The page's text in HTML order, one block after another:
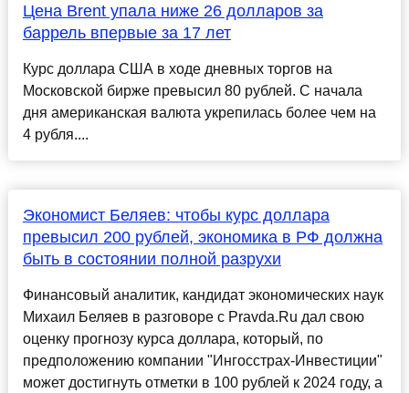
Цена Brent упала ниже 26 долларов за
баррель впервые за 17 лет
Курс доллара США в ходе дневных торгов на
Московской бирже превысил 80 рублей. С начала
дня американская валюта укрепилась более чем на
4 рубля....
Экономист Беляев: чтобы курс доллара
превысил 200 рублей, экономика в РФ должна
быть в состоянии полной разрухи
Финансовый аналитик, кандидат экономических наук
Михаил Беляев в разговоре с Pravda.Ru дал свою
оценку прогнозу курса доллара, который, по
предположению компании "Ингосстрах-Инвестиции"
может достигнуть отметки в 100 рублей к 2024 году, а